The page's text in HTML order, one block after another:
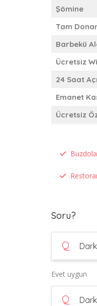
Şömine
Tam
Barbekü
Ücretsiz
24 Saat
Emanet
Ücretsiz
Soru?
Q
Evet uygun
Q